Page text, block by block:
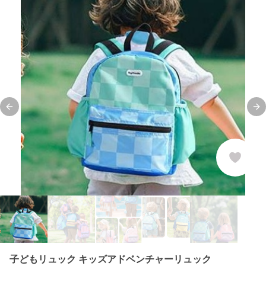
Previous slide
子どもリュック キッズアドベンチャーリュック